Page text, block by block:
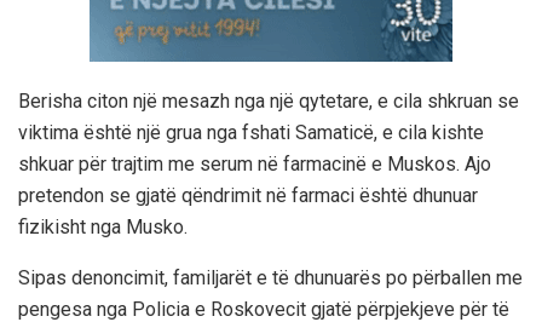
Berisha citon një mesazh nga një qytetare, e cila shkruan se
viktima është një grua nga fshati Samaticë, e cila kishte
shkuar për trajtim me serum në farmacinë e Muskos. Ajo
pretendon se gjatë qëndrimit në farmaci është dhunuar
fizikisht nga Musko.
Sipas denoncimit, familjarët e të dhunuarës po përballen me
pengesa nga Policia e Roskovecit gjatë përpjekjeve për të